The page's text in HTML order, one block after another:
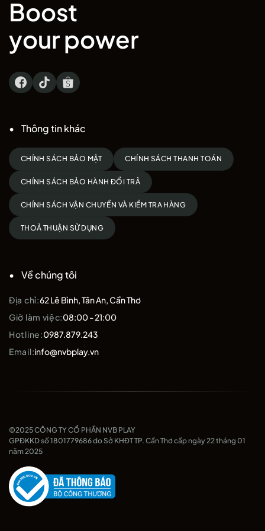
Boost
your power
Thông tin khác
CHÍNH SÁCH BẢO MẬT CHÍNH SÁCH THANH TOÁN
CHÍNH SÁCH BẢO HÀNH ĐỔI TRẢ
CHÍNH SÁCH VẬN CHUYỂN VÀ KIỂM TRA HÀNG
THOẢ THUẬN SỬ DỤNG
Về chúng tôi
Địa chỉ:62 Lê Bình, Tân An, Cần Thơ
Giờ làm việc:08:00 - 21:00
Hotline:0987.879.243
Email:info@nvbplay.vn
©2025 CÔNG TY CỔ PHẦN NVB PLAY
GPĐKKD số 1801779686 do Sở KHĐT TP. Cần Thơ cấp ngày 22 tháng 01
năm 2025